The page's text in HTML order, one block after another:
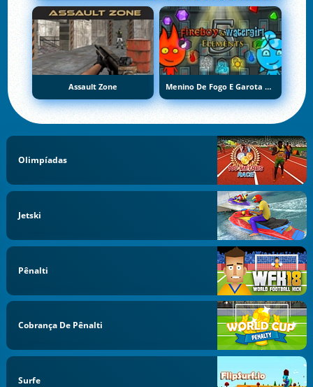
Assault Zone Menino De Fogo E Garota De Água 5: Elementos
Olimpíadas
Jetski
Pênalti
Cobrança De Pênalti
Surfe